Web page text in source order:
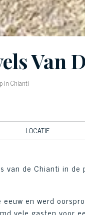
Van
in Chianti
LOCATIE
van de Chianti in de
eeuw en werd